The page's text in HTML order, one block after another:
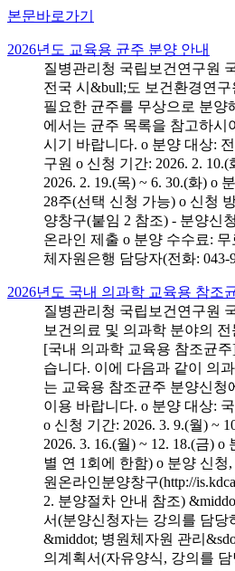
본문바로가기
2026년도 교육용 균주 분양 안내
질병관리청 국립보건연구원
전국 시&bull;도 보건환경연구
필요한 균주를 무상으로 분양
에서는 균주 목록을 참고하시
시기 바랍니다. o 분양 대상:
구원 o 신청 기간: 2026. 2.
2026. 2. 19.(목) ~ 6. 30.(화) o
28주(선택 신청 가능) o 신청
양창구(붙임 2 참조) - 분양신
온라인 제출 o 분양 수수료:
체자원은행 담당자(전화: 043-
2026년도 국내 의과학 교육용 참조
질병관리청 국립보건연구원
보건의료 및 의과학 분야의
[국내 의과학 교육용 참조균
습니다. 이에 다음과 같이 의
는 교육용 참조균주 분양신청
이용 바랍니다. o 분양 대상:
o 신청 기간: 2026. 3. 9.(월) ~
2026. 3. 16.(월) ~ 12. 18.(금)
별 연 1회에 한함) o 분양 신
원온라인분양창구(http://
2. 분양절차 안내 참조)
서(분양신청자는 강의를 담당
&middot; 병원체자원 관리
의계획서(자유양식, 강의를